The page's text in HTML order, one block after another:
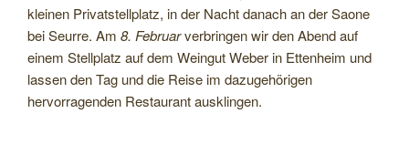
kleinen Privatstellplatz, in der Nacht danach an der Saone
bei Seurre. Am 8. Februarverbringen wir den Abend auf
einem Stellplatz auf dem Weingut Weber in Ettenheim und
lassen den Tag und die Reise im dazugehörigen
hervorragenden Restaurant ausklingen.